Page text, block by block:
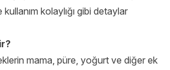
kolaylığı gibi detaylar
mama, püre, yoğurt ve diğer ek